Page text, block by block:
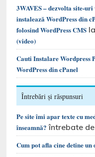
3WAVES – dezvolta site-
instalează WordPress din
folosind WordPress CMS
(video)
Cauti Instalare Wordpress
WordPress din cPanel
Întrebări și răspunsuri
Pe site îmi apar texte cu
înseamnă? întrebate
Cum pot afla cine detine un